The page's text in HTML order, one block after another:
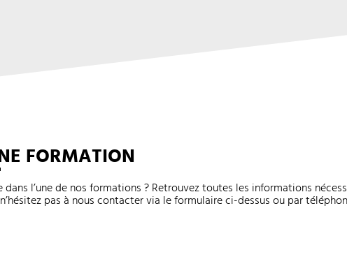
FORMATION
l’une de nos formations ? Retrouvez toutes les informations
pas à nous contacter via le formulaire ci-dessus ou par